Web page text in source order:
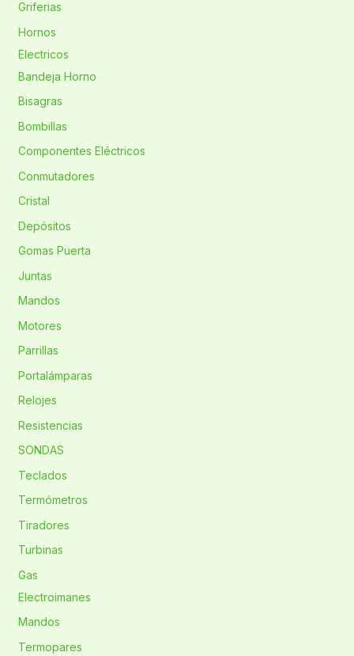
Griferias
Hornos
Electricos
Bandeja Horno
Bisagras
Bombillas
Componentes Eléctricos
Conmutadores
Cristal
Depósitos
Gomas Puerta
Juntas
Mandos
Motores
Parrillas
Portalámparas
Relojes
Resistencias
SONDAS
Teclados
Termómetros
Tiradores
Turbinas
Gas
Electroimanes
Mandos
Termopares